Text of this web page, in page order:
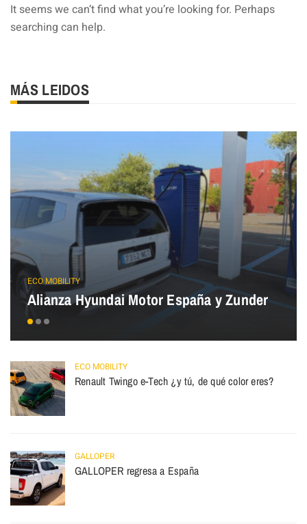
It seems we can’t find what you’re looking for. Perhaps
searching can help.
MÁS LEIDOS
ECO MOBILITY
Alianza Hyundai Motor España y Zunder
ECO MOBILITY
Renault Twingo e-Tech ¿y tú, de qué color eres?
GALLOPER
GALLOPER regresa a España